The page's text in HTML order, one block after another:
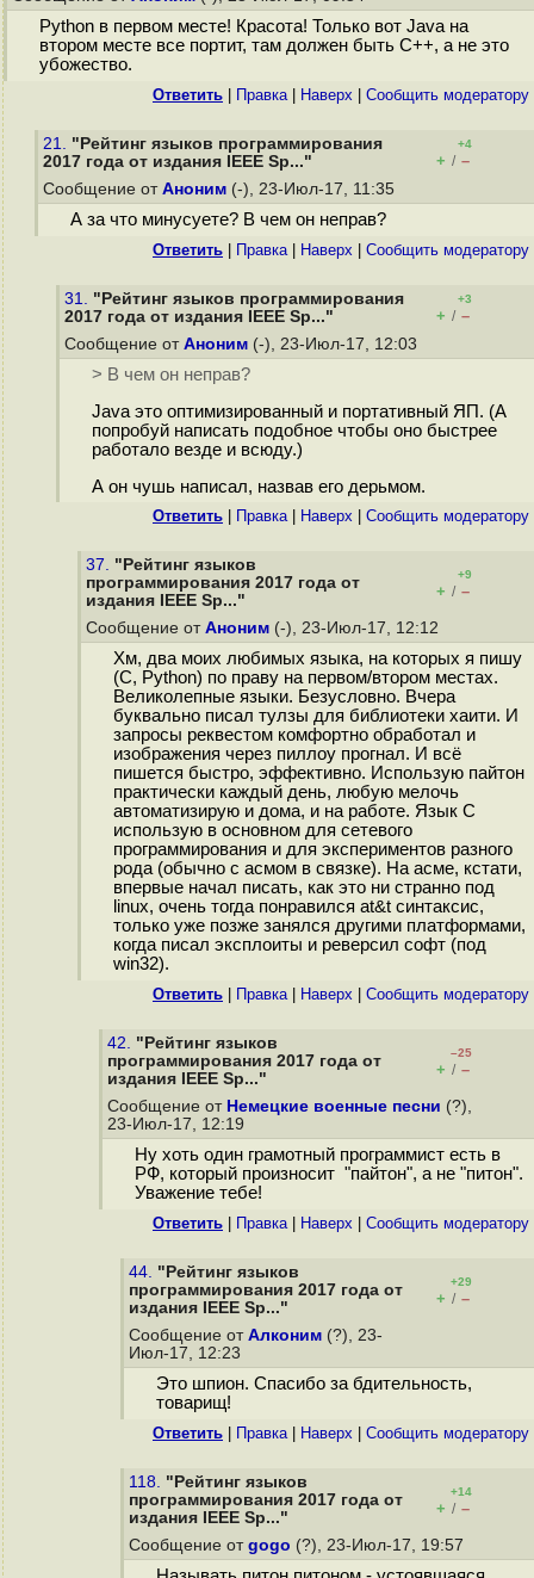
Python в первом месте! Красота! Только вот Java на
втором месте все портит, там должен быть C++, а не это
убожество.
Ответить Правка| Наверх Cообщить модератору
21. "Рейтинг языков программирования
2017 года от издания IEEE Sp..."
+4
+ / –
Сообщение от Аноним (-), 23-Июл-17, 11:35
А за что минусуете? В чем он неправ?
Ответить Правка| Наверх Cообщить модератору
31. "Рейтинг языков программирования
2017 года от издания IEEE Sp..."
+3
+ / –
Сообщение от Аноним (-), 23-Июл-17, 12:03
> В чем он неправ?
Java это оптимизированный и портативный ЯП. (А
попробуй написать подобное чтобы оно быстрее
работало везде и всюду.)
А он чушь написал, назвав его дерьмом.
Ответить Правка| Наверх Cообщить модератору
37. "Рейтинг языков
программирования 2017 года от
издания IEEE Sp..."
+9
+ / –
Сообщение от Аноним (-), 23-Июл-17, 12:12
Хм, два моих любимых языка, на которых я пишу
(C, Python) по праву на первом/втором местах.
Великолепные языки. Безусловно. Вчера
буквально писал тулзы для библиотеки хаити. И
запросы реквестом комфортно обработал и
изображения через пиллоу прогнал. И всё
пишется быстро, эффективно. Использую пайтон
практически каждый день, любую мелочь
автоматизирую и дома, и на работе. Язык C
использую в основном для сетевого
программирования и для экспериментов разного
рода (обычно с асмом в связке). На асме, кстати,
впервые начал писать, как это ни странно под
linux, очень тогда понравился at&t синтаксис,
только уже позже занялся другими платформами,
когда писал эксплоиты и реверсил софт (под
win32).
Ответить Правка| Наверх Cообщить модератору
42. "Рейтинг языков
программирования 2017 года от
издания IEEE Sp..."
–25
+ / –
Сообщение от Немецкие военные песни (?),
23-Июл-17, 12:19
Ну хоть один грамотный программист есть в
РФ, который произносит "пайтон", а не "питон".
Уважение тебе!
Ответить Правка| Наверх Cообщить модератору
44. "Рейтинг языков
программирования 2017 года от
издания IEEE Sp..."
+29
+ / –
Сообщение от Алконим (?), 23-
Июл-17, 12:23
Это шпион. Спасибо за бдительность,
товарищ!
Ответить Правка| Наверх Cообщить модератору
118. "Рейтинг языков
программирования 2017 года от
издания IEEE Sp..."
+14
+ / –
Сообщение от gogo (?), 23-Июл-17, 19:57